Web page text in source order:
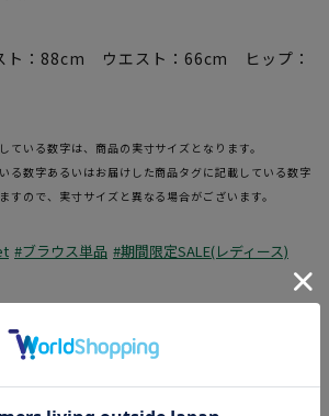
：88cm ウエスト：66cm ヒップ：
ている数字は、商品の実寸サイズとなります。
る数字あるいはお届けした商品タグに記載している数字
すので、実寸サイズと異なる場合がございます。
#ブラウス単品 #期間限定SALE(レディース)